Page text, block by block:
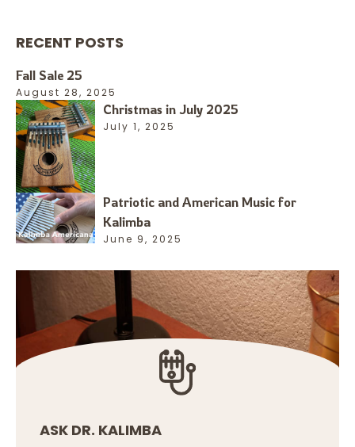
RECENT POSTS
Fall Sale 25
August 28, 2025
Christmas in July 2025
July 1, 2025
Patriotic and American Music for
Kalimba
June 9, 2025
ASK DR. KALIMBA